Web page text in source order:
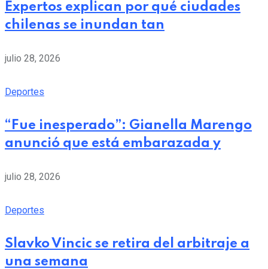
Expertos explican por qué ciudades
chilenas se inundan tan
julio 28, 2026
Deportes
“Fue inesperado”: Gianella Marengo
anunció que está embarazada y
julio 28, 2026
Deportes
Slavko Vincic se retira del arbitraje a
una semana